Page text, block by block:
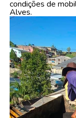
condições de
Alves.